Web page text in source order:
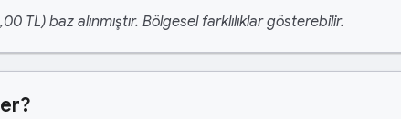
baz alınmıştır. Bölgesel farklılıklar gösterebilir.